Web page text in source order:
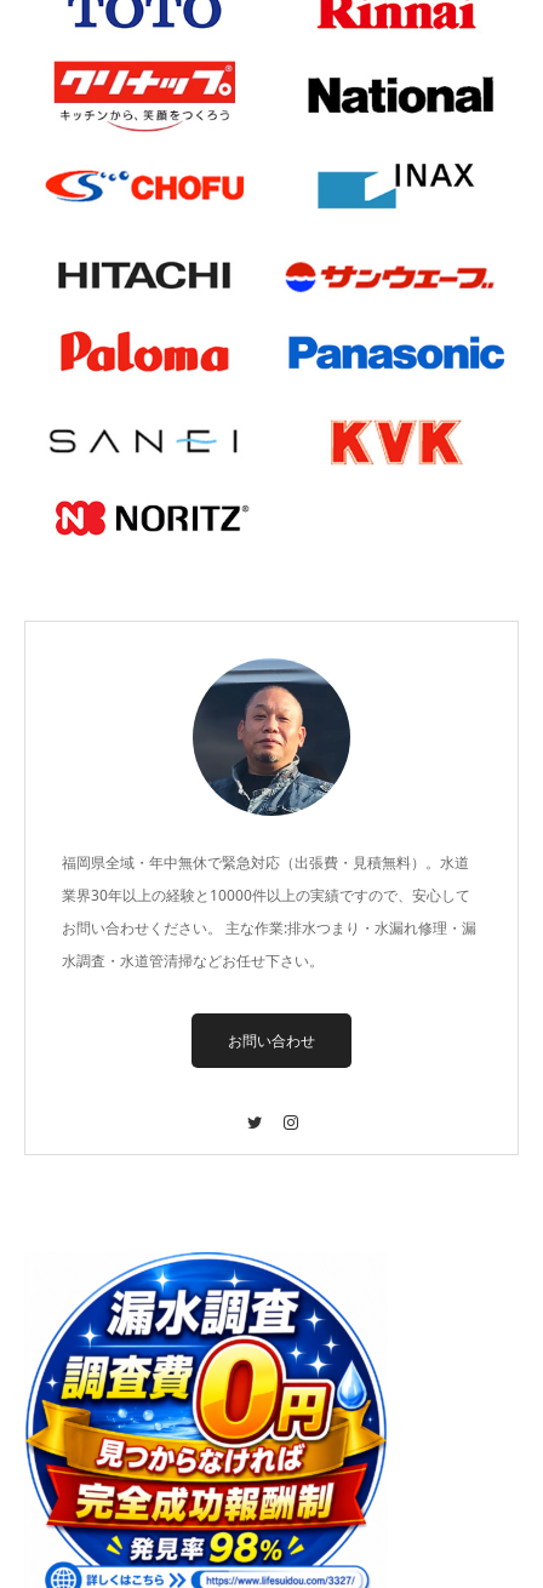
福岡県全域・年中無休で緊急対応（出張費・見積無料）。水道
業界30年以上の経験と10000件以上の実績ですので、安心して
お問い合わせください。 主な作業:排水つまり・水漏れ修理・漏
水調査・水道管清掃などお任せ下さい。
お問い合わせ
Twitter